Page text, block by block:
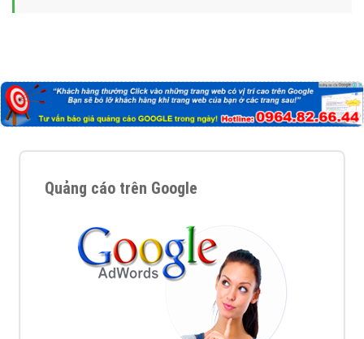
Quảng cáo trên Google